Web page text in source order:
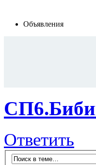
Объявления
Ответить